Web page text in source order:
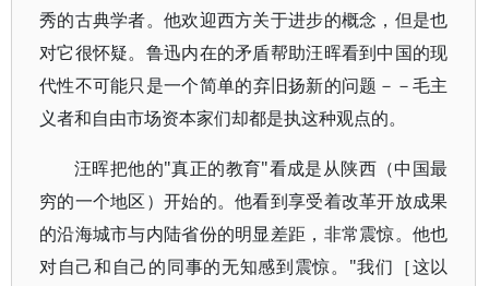
秀的古典学者。他欢迎西方关于进步的概念，但是也
对它很怀疑。鲁迅内在的矛盾帮助汪晖看到中国的现
代性不可能只是一个简单的弃旧扬新的问题－－毛主
义者和自由市场资本家们却都是执这种观点的。
汪晖把他的"真正的教育"看成是从陕西（中国最
穷的一个地区）开始的。他看到享受着改革开放成果
的沿海城市与内陆省份的明显差距，非常震惊。他也
对自己和自己的同事的无知感到震惊。"我们［这以